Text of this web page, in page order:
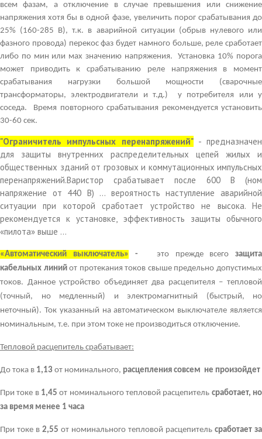
всем фазам, а отключение в случае превышения или снижение
напряжения хотя бы в одной фазе, увеличить порог срабатывания до
25% (160-285 В), т.к. в аварийной ситуации (обрыв нулевого или
фазного провода) перекос фаз будет намного больше, реле сработает
либо по мин или мах значению напряжения. Установка 10% порога
может приводить к срабатыванию реле напряжения в момент
срабатывания нагрузки большой мощности (сварочные
трансформаторы, электродвигатели и т.д.) у потребителя или у
соседа. Время повторного срабатывания рекомендуется установить
30-60 сек.
"Ограничитель импульсных перенапряжений"- предназначен
для защиты внутренних распределительных цепей жилых и
общественных зданий от грозовых и коммутационных импульсных
перенапряжений.Варистор срабатывает после 600 В (ном
напряжение от 440 В) … вероятность наступление аварийной
ситуации при которой сработает устройство не высока. Не
рекомендуется к установке, эффективность защиты обычного
«пилота» выше ...
«Автоматический выключатель» - это прежде всего защита
кабельных линийот протекания токов свыше предельно допустимых
токов. Данное устройство объединяет два расцепителя – тепловой
(точный, но медленный) и электромагнитный (быстрый, но
неточный). Ток указанный на автоматическом выключателе является
номинальным, т.е. при этом токе не производиться отключение.
Тепловой расцепитель срабатывает:
До тока в 1,13 от номинального, расцепления совсем не произойдет
При токе в 1,45 от номинального тепловой расцепитель сработает, но
за время менее 1 часа
При токе в 2,55 от номинального тепловой расцепитель сработает за